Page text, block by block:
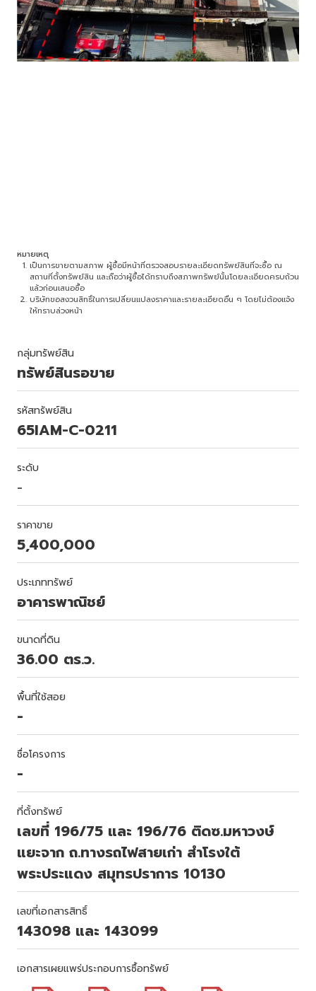
หมายเหตุ
เป็นการขายตามสภาพ ผู้ซื้อมีหน้าที่ตรวจสอบรายละเอียดทรัพย์สินที่จะซื้อ ณ
สถานที่ตั้งทรัพย์สิน และถือว่าผู้ซื้อได้ทราบถึงสภาพทรัพย์นั้นโดยละเอียดครบถ้วน
แล้วก่อนเสนอซื้อ
บริษัทขอสงวนสิทธิ์ในการเปลี่ยนแปลงราคาและรายละเอียดอื่น ๆ โดยไม่ต้องแจ้ง
ให้ทราบล่วงหน้า
กลุ่มทรัพย์สิน
ทรัพย์สินรอขาย
รหัสทรัพย์สิน
65IAM-C-0211
ระดับ
-
ราคาขาย
5,400,000
ประเภททรัพย์
อาคารพาณิชย์
ขนาดที่ดิน
36.00 ตร.ว.
พื้นที่ใช้สอย
-
ชื่อโครงการ
-
ที่ตั้งทรัพย์
เลขที่ 196/75 และ 196/76 ติดซ.มหาวงษ์
แยะจาก ถ.ทางรถไฟสายเก่า สำโรงใต้
พระประแดง สมุทรปราการ 10130
เลขที่เอกสารสิทธิ์
143098 และ 143099
เอกสารเผยแพร่ประกอบการซื้อทรัพย์